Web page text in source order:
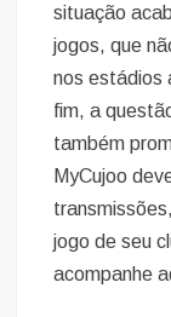
situação
jogos, que
nos estádios
fim, a
também
MyCujoo
jogo de seu
acompanhe